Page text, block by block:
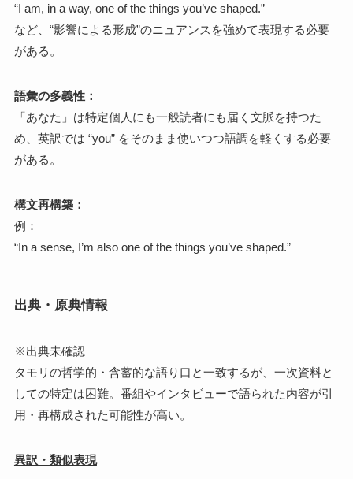
“I am, in a way, one of the things you’ve shaped.”
など、“影響による形成”のニュアンスを強めて表現する必要
がある。
語彙の多義性：
「あなた」は特定個人にも一般読者にも届く文脈を持つた
め、英訳では “you” をそのまま使いつつ語調を軽くする必要
がある。
構文再構築：
例：
“In a sense, I’m also one of the things you’ve shaped.”
出典・原典情報
※出典未確認
タモリの哲学的・含蓄的な語り口と一致するが、一次資料と
しての特定は困難。番組やインタビューで語られた内容が引
用・再構成された可能性が高い。
異訳・類似表現